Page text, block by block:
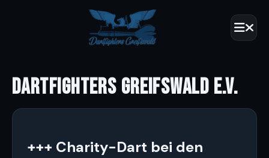
DARTFIGHTERS GREIFSWALD E.V.
+++ Charity-Dart bei den